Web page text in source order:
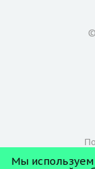
Мы